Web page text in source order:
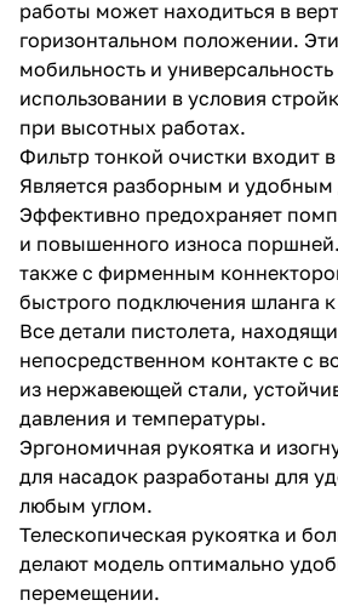
работы может находиться в
горизонтальном положении.
мобильность и универсальность
использовании в условия
при высотных работах.
Фильтр тонкой очистки входит
Является разборным и удобным
Эффективно предохраняет
и повышенного износа
также с фирменным
быстрого подключения шланга
Все детали пистолета,
непосредственном контакте с
из нержавеющей стали,
давления и температуры.
Эргономичная рукоятка и
для насадок разработаны для
любым углом.
Телескопическая рукоятка и
делают модель оптимально
перемещении.